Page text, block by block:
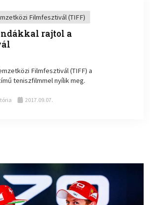
Filmfesztivál (TIFF)
rajtol a
Filmfesztivál (TIFF) a
teniszfilmmel nyílik meg.
2017.09.07.